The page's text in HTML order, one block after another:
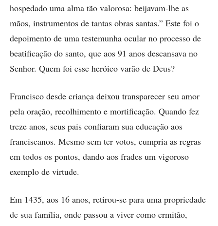
hospedado uma alma tão valorosa: beijavam-lhe as
mãos, instrumentos de tantas obras santas.” Este foi o
depoimento de uma testemunha ocular no pro­cesso de
beatificação do santo, que aos 91 anos descansava no
Senhor. Quem foi esse heróico varão de Deus?
Francisco desde criança deixou transparecer seu amor
pela oração, recolhimento e mortificação. Quan­do fez
treze anos, seus pais confiaram sua educação aos
franciscanos. Mesmo sem ter votos, cum­pria as regras
em todos os pontos, dando aos frades um vigoroso
exemplo de virtude.
Em 1435, aos 16 anos, retirou-se para uma propriedade
de sua família, onde passou a viver como ermitão,